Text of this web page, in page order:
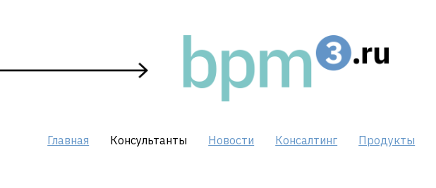
content
Главная Консультанты Новости Консалтинг Продукты